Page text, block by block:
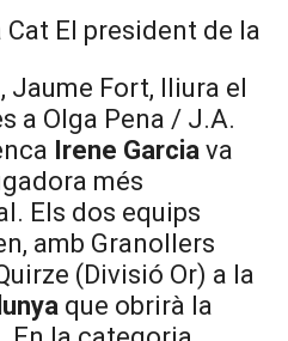
El president de la
Jaume Fort, lliura el
a Olga Pena / J.A.
Irene Garcia va
més
Els dos equips
amb Granollers
(Divisió Or) a la
que obrirà la